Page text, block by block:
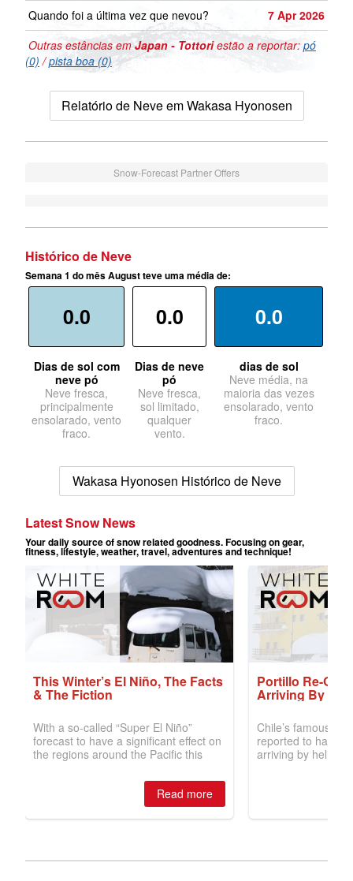
Quando foi a última vez que nevou?
7 Apr 2026
Outras estâncias emJapan - Tottoriestão a reportar: pó
(0) /pista boa (0)
Relatório de Neve em Wakasa Hyonosen
Snow-Forecast Partner Offers
Histórico de Neve
Semana 1 do mês August teve uma média de:
0.0
Dias de sol com
neve pó
Neve fresca,
principalmente
ensolarado, vento
fraco.
0.0
Dias de neve
pó
Neve fresca,
sol limitado,
qualquer
vento.
0.0
dias de sol
Neve média, na
maioria das vezes
ensolarado, vento
fraco.
Wakasa Hyonosen Histórico de Neve